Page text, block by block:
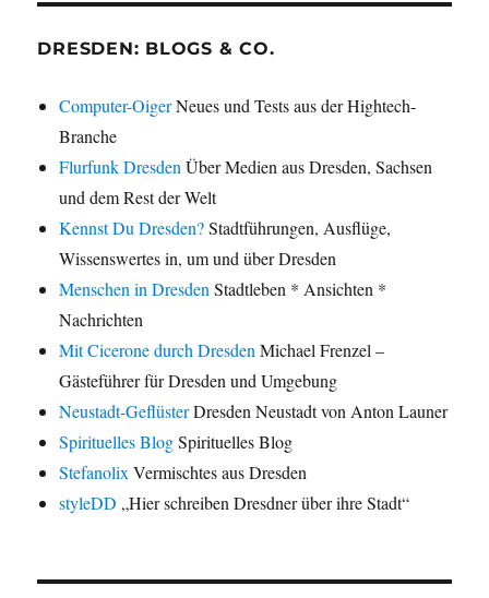
DRESDEN: BLOGS & CO.
Computer-OigerNeues und Tests aus der Hightech-
Branche
Flurfunk DresdenÜber Medien aus Dresden, Sachsen
und dem Rest der Welt
Kennst Du Dresden?Stadtführungen, Ausflüge,
Wissenswertes in, um und über Dresden
Menschen in DresdenStadtleben * Ansichten *
Nachrichten
Mit Cicerone durch DresdenMichael Frenzel –
Gästeführer für Dresden und Umgebung
Neustadt-GeflüsterDresden Neustadt von Anton Launer
Spirituelles BlogSpirituelles Blog
StefanolixVermischtes aus Dresden
styleDD „Hier schreiben Dresdner über ihre Stadt“